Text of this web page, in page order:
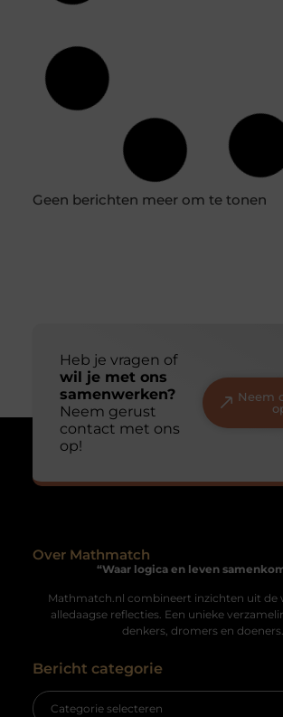
Geen berichten meer om te tonen
Heb je vragen of
wil je met ons
samenwerken?
Neem gerust
contact met ons
op!
Neem
Over Mathmatch
“Waar logica en leven
Mathmatch.nl combineert inzichten uit de
alledaagse reflecties. Een unieke
denkers, dromers en doeners.
Bericht categorie